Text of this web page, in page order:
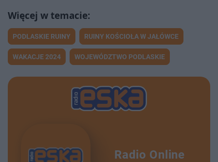
PODLASKIE RUINY RUINY KOŚCIOŁA W JAŁÓWCE
WAKACJE 2024 WOJEWÓDZTWO PODLASKIE
Radio Online